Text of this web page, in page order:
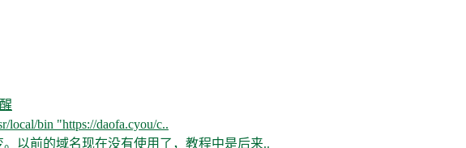
local/bin "https://daofa.cyou/c..
。以前的域名现在没有使用了，教程中是后来..